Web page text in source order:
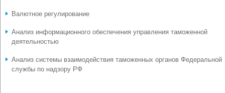
Валютное регулирование
Анализ информационного обеспечения управления таможенной
деятельностью
Анализ системы взаимодействия таможенных органов Федеральной
службы по надзору РФ